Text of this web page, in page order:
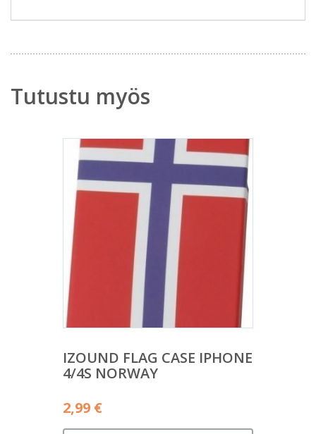
Tutustu myös
IZOUND FLAG CASE IPHONE
4/4S NORWAY
2,99 €